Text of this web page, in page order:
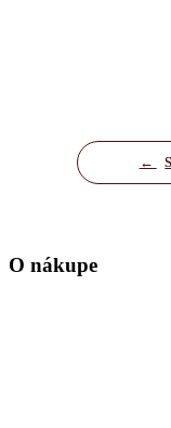
←
O nákupe